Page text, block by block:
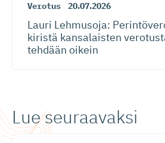
Verotus 20.07.2026
Lauri Lehmusoja:
kiristä kansalaisten
tehdään oikein
Lue seuraavaksi